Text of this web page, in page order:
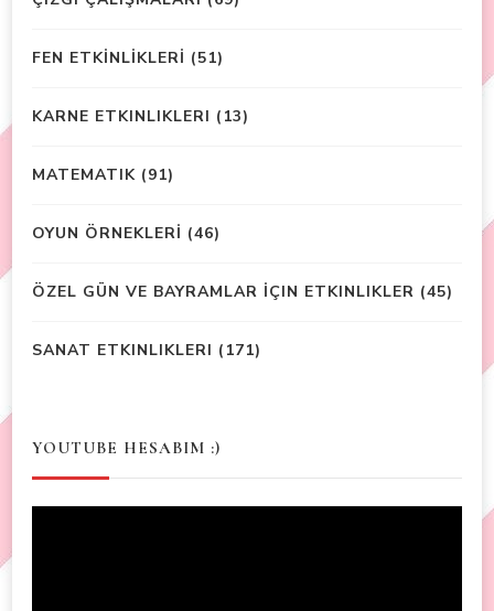
FEN ETKİNLİKLERİ (51)
KARNE ETKINLIKLERI (13)
MATEMATIK (91)
OYUN ÖRNEKLERİ (46)
ÖZEL GÜN VE BAYRAMLAR İÇIN ETKINLIKLER (45)
SANAT ETKINLIKLERI (171)
YOUTUBE HESABIM :)